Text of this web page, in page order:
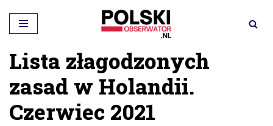
Przejdź
do
treści
Lista złagodzonych
zasad w Holandii.
Czerwiec 2021